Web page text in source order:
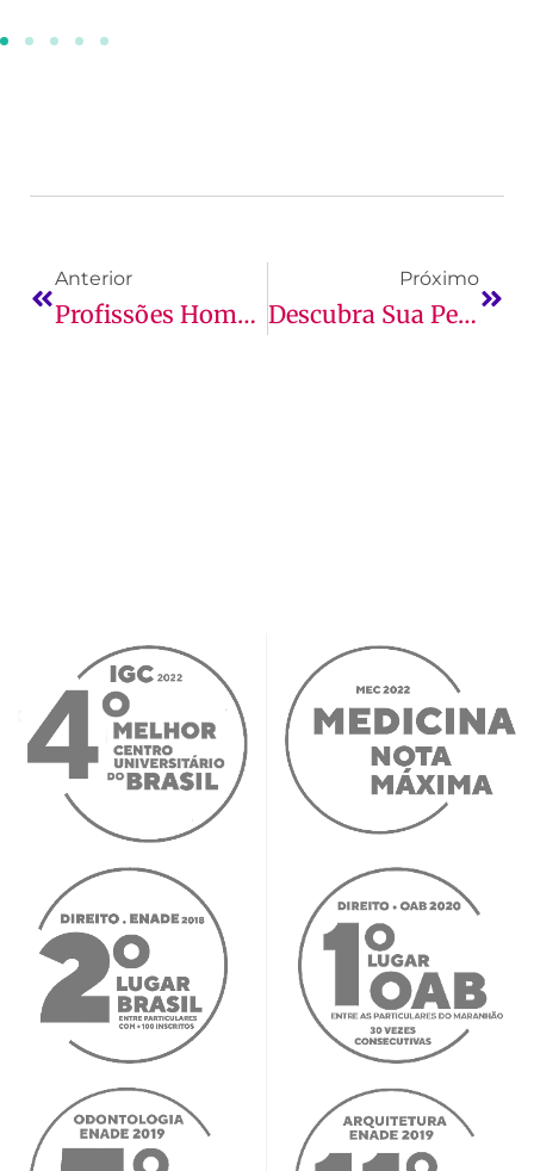
Anterior
Profissões Home Office: Oportunidades E Desafios Do Trabalho Remoto
Próximo
Descubra Sua Personalidade Com O MBTI: Um Guia Completo!